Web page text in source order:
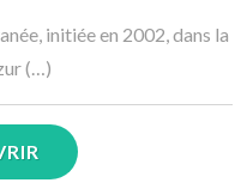
initiée en 2002, dans la
(…)